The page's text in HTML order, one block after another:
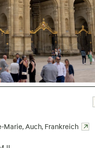
Marie,Auch, Frankreich